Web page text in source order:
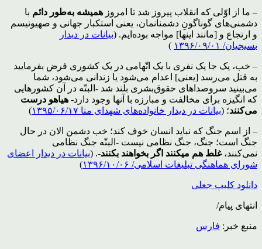
– ما از اوّلی که انقلاب پیروز شد تا امروز همیشه به‌طور دائم با
دشمنی‌های گوناگونِ دشمنانمان، یعنی استکبار جهانی و صهیونیسم
و ارتجاع و [مانند اینها] مواجه بوده‌ایم. (بیانات در دیدار
بسیجیان/ ۱۳۹۶/۰۹/۰۱
)
– خب، یک جا یک نفری با یک اتّهامی در یک کشوری فرض بفرمایید
به قتل می‌رسد [یعنی‌] اعدام می‌شود یا زندانی می‌شود، شما
می‌بینید سروصداهای حقوق‌بشری بلند شد -البتّه در آن کشورهایی
که انگیزه برای مخالفت و مبارزه با آنها وجود دارد- هیاهو درست
می‌کنند؛ (بیانات در دیدار خانواده‌های شهدای منا ۱۳۹۵/۰۶/۱۷ )
– از اسم جنگ که نباید انسان خوف کند؛ خب دشمن الان در حال
جنگ است؛ جنگ، جنگ نظامی نیست -البتّه جنگ نظامی
نمی‌کنند، غلط هم میکنند اگر بخواهند بکنند-. (بیانات در دیدار اعضای
شورای هماهنگی تبلیغات اسلامی/ ۱۳۹۶/۱۰/۰۶
)
دانلود کلیپ جعلی
انتهای پیام/
منبع خبر: فارس